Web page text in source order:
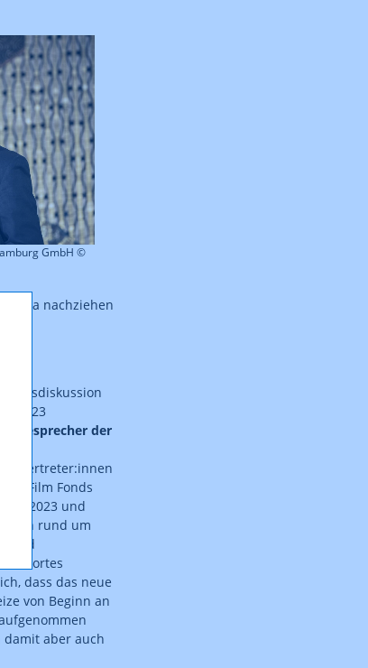
GmbH ©
da nachziehen
2023
der
Vertreter:innen
Film Fonds
2023 und
rund um
und
dass das neue
von Beginn an
aber auch